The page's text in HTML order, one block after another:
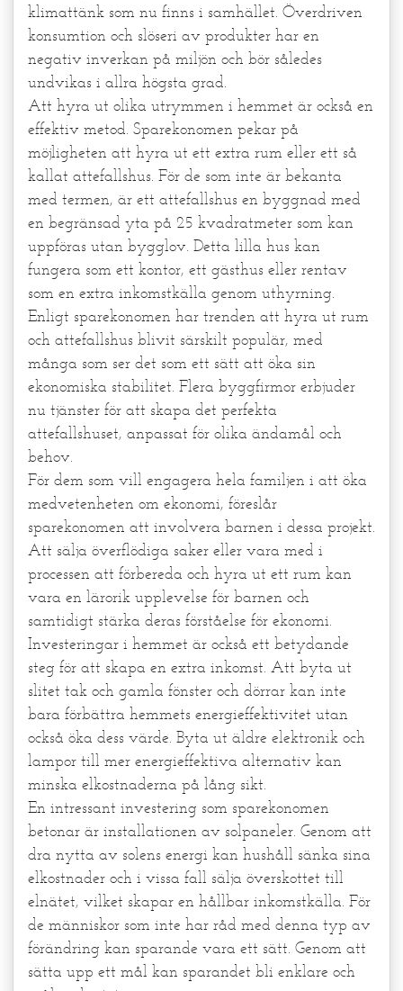
klimattänk som nu finns i samhället. Överdriven
konsumtion och slöseri av produkter har en
negativ inverkan på miljön och bör således
undvikas i allra högsta grad.
Att hyra ut olika utrymmen i hemmet är också en
effektiv metod. Sparekonomen pekar på
möjligheten att hyra ut ett extra rum eller ett så
kallat attefallshus. För de som inte är bekanta
med termen, är ett attefallshus en byggnad med
en begränsad yta på 25 kvadratmeter som kan
uppföras utan bygglov. Detta lilla hus kan
fungera som ett kontor, ett gästhus eller rentav
som en extra inkomstkälla genom uthyrning.
Enligt sparekonomen har trenden att hyra ut rum
och attefallshus blivit särskilt populär, med
många som ser det som ett sätt att öka sin
ekonomiska stabilitet. Flera byggfirmor erbjuder
nu tjänster för att skapa det perfekta
attefallshuset, anpassat för olika ändamål och
behov.
För dem som vill engagera hela familjen i att öka
medvetenheten om ekonomi, föreslår
sparekonomen att involvera barnen i dessa projekt.
Att sälja överflödiga saker eller vara med i
processen att förbereda och hyra ut ett rum kan
vara en lärorik upplevelse för barnen och
samtidigt stärka deras förståelse för ekonomi.
Investeringar i hemmet är också ett betydande
steg för att skapa en extra inkomst. Att byta ut
slitet tak och gamla fönster och dörrar kan inte
bara förbättra hemmets energieffektivitet utan
också öka dess värde. Byta ut äldre elektronik och
lampor till mer energieffektiva alternativ kan
minska elkostnaderna på lång sikt.
En intressant investering som sparekonomen
betonar är installationen av solpaneler. Genom att
dra nytta av solens energi kan hushåll sänka sina
elkostnader och i vissa fall sälja överskottet till
elnätet, vilket skapar en hållbar inkomstkälla. För
de människor som inte har råd med denna typ av
förändring kan sparande vara ett sätt. Genom att
sätta upp ett mål kan sparandet bli enklare och